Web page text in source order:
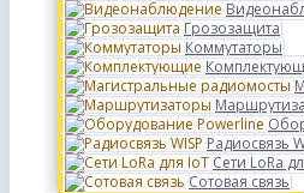
Грозозащита
Коммутаторы
Радиосвязь
Сети LoRa
Сотовая связь